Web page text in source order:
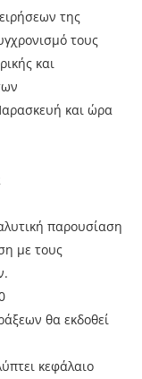
της
τους
και
και ώρα
παρουσίαση
με τους
θα εκδοθεί
κεφάλαιο